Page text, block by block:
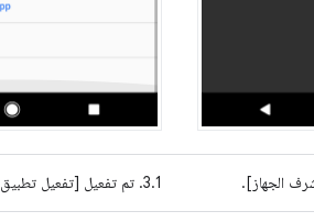
‫3.1. تم تفعيل [تفعيل تطبيق مشرف الجهاز هذا].